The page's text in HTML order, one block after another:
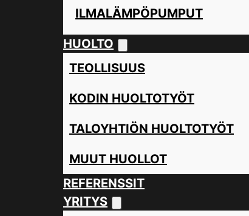
ILMALÄMPÖPUMPUT
HUOLTO
TEOLLISUUS
KODIN HUOLTOTYÖT
TALOYHTIÖN HUOLTOTYÖT
MUUT HUOLLOT
REFERENSSIT
YRITYS